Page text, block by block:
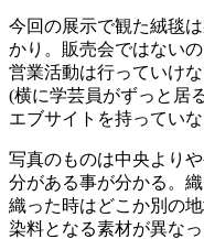
今回の展示で観た絨毯
かり。販売会ではない
営業活動は行っていけ
(横に学芸員がずっと居
エブサイトを持っていな
写真のものは中央より
分がある事が分かる。
織った時はどこか別の
染料となる素材が異な